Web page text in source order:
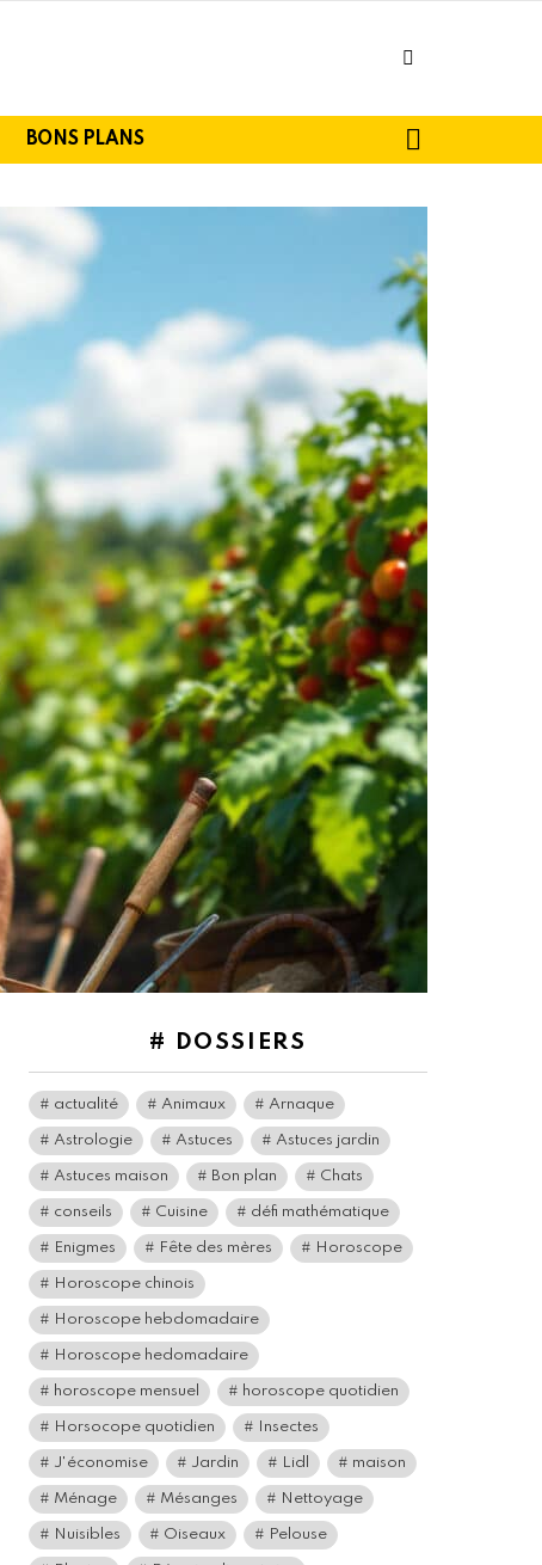
BONS PLANS
# DOSSIERS
actualité Animaux Arnaque
Astrologie Astuces Astuces jardin
Astuces maison Bon plan Chats
conseils Cuisine défi mathématique
Enigmes Fête des mères Horoscope
Horoscope chinois
Horoscope hebdomadaire
Horoscope hedomadaire
horoscope mensuel horoscope quotidien
Horsocope quotidien Insectes
J'économise Jardin Lidl maison
Ménage Mésanges Nettoyage
Nuisibles Oiseaux Pelouse